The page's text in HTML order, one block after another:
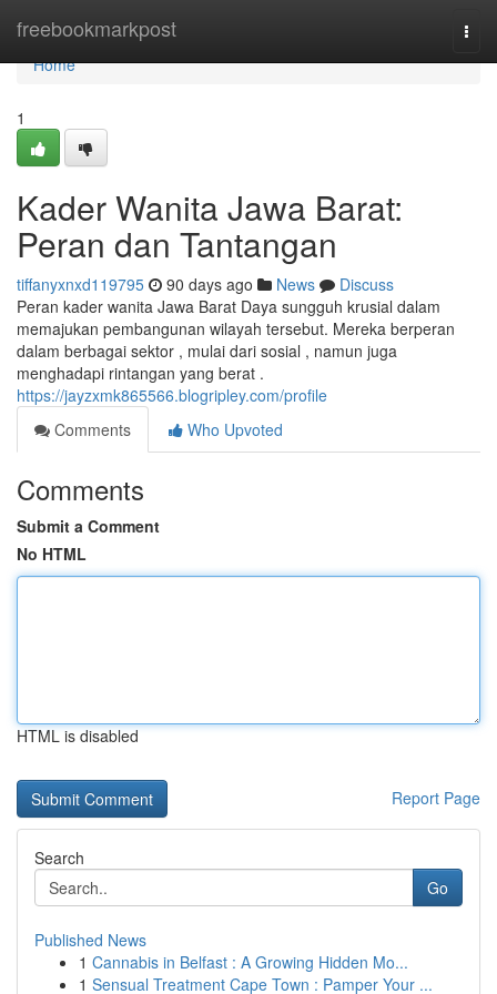
freebookmarkpost
Home
Home
1
Kader Wanita Jawa Barat:
Peran dan Tantangan
tiffanyxnxd119795 90 days ago News
Discuss
Peran kader wanita Jawa Barat Daya sungguh krusial dalam
memajukan pembangunan wilayah tersebut. Mereka berperan
dalam berbagai sektor , mulai dari sosial , namun juga
menghadapi rintangan yang berat .
https://jayzxmk865566.blogripley.com/profile
Comments
Who Upvoted
Comments
Submit a Comment
No HTML
HTML is disabled
Report Page
Search
Go
Published News
1 Cannabis in Belfast : A Growing Hidden Mo...
1 Sensual Treatment Cape Town : Pamper Your ...